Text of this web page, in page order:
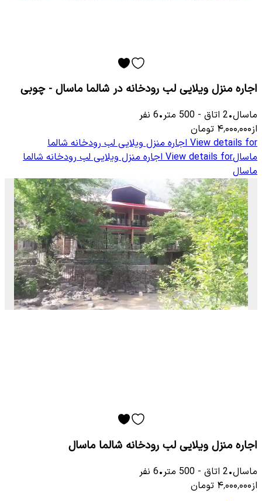
اجاره منزل ویلایی لب رودخانه در شالما ماسال - چوبی
ماسال•
2 اتاق -
500 متر•
6 نفر
از۴٬۰۰۰٬۰۰۰ تومان
View details for اجاره منزل ویلایی لب رودخانه شالما
ماسالView details for اجاره منزل ویلایی لب رودخانه شالما
ماسال
اجاره منزل ویلایی لب رودخانه شالما ماسال
ماسال•
2 اتاق -
500 متر•
6 نفر
از۴٬۰۰۰٬۰۰۰ تومان